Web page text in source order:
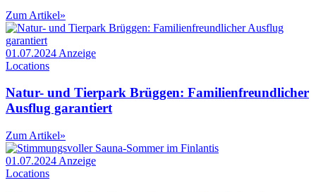
Zum Artikel»
01.07.2024 Anzeige
Locations
Natur- und Tierpark Brüggen: Familienfreundlicher
Ausflug garantiert
Zum Artikel»
01.07.2024 Anzeige
Locations